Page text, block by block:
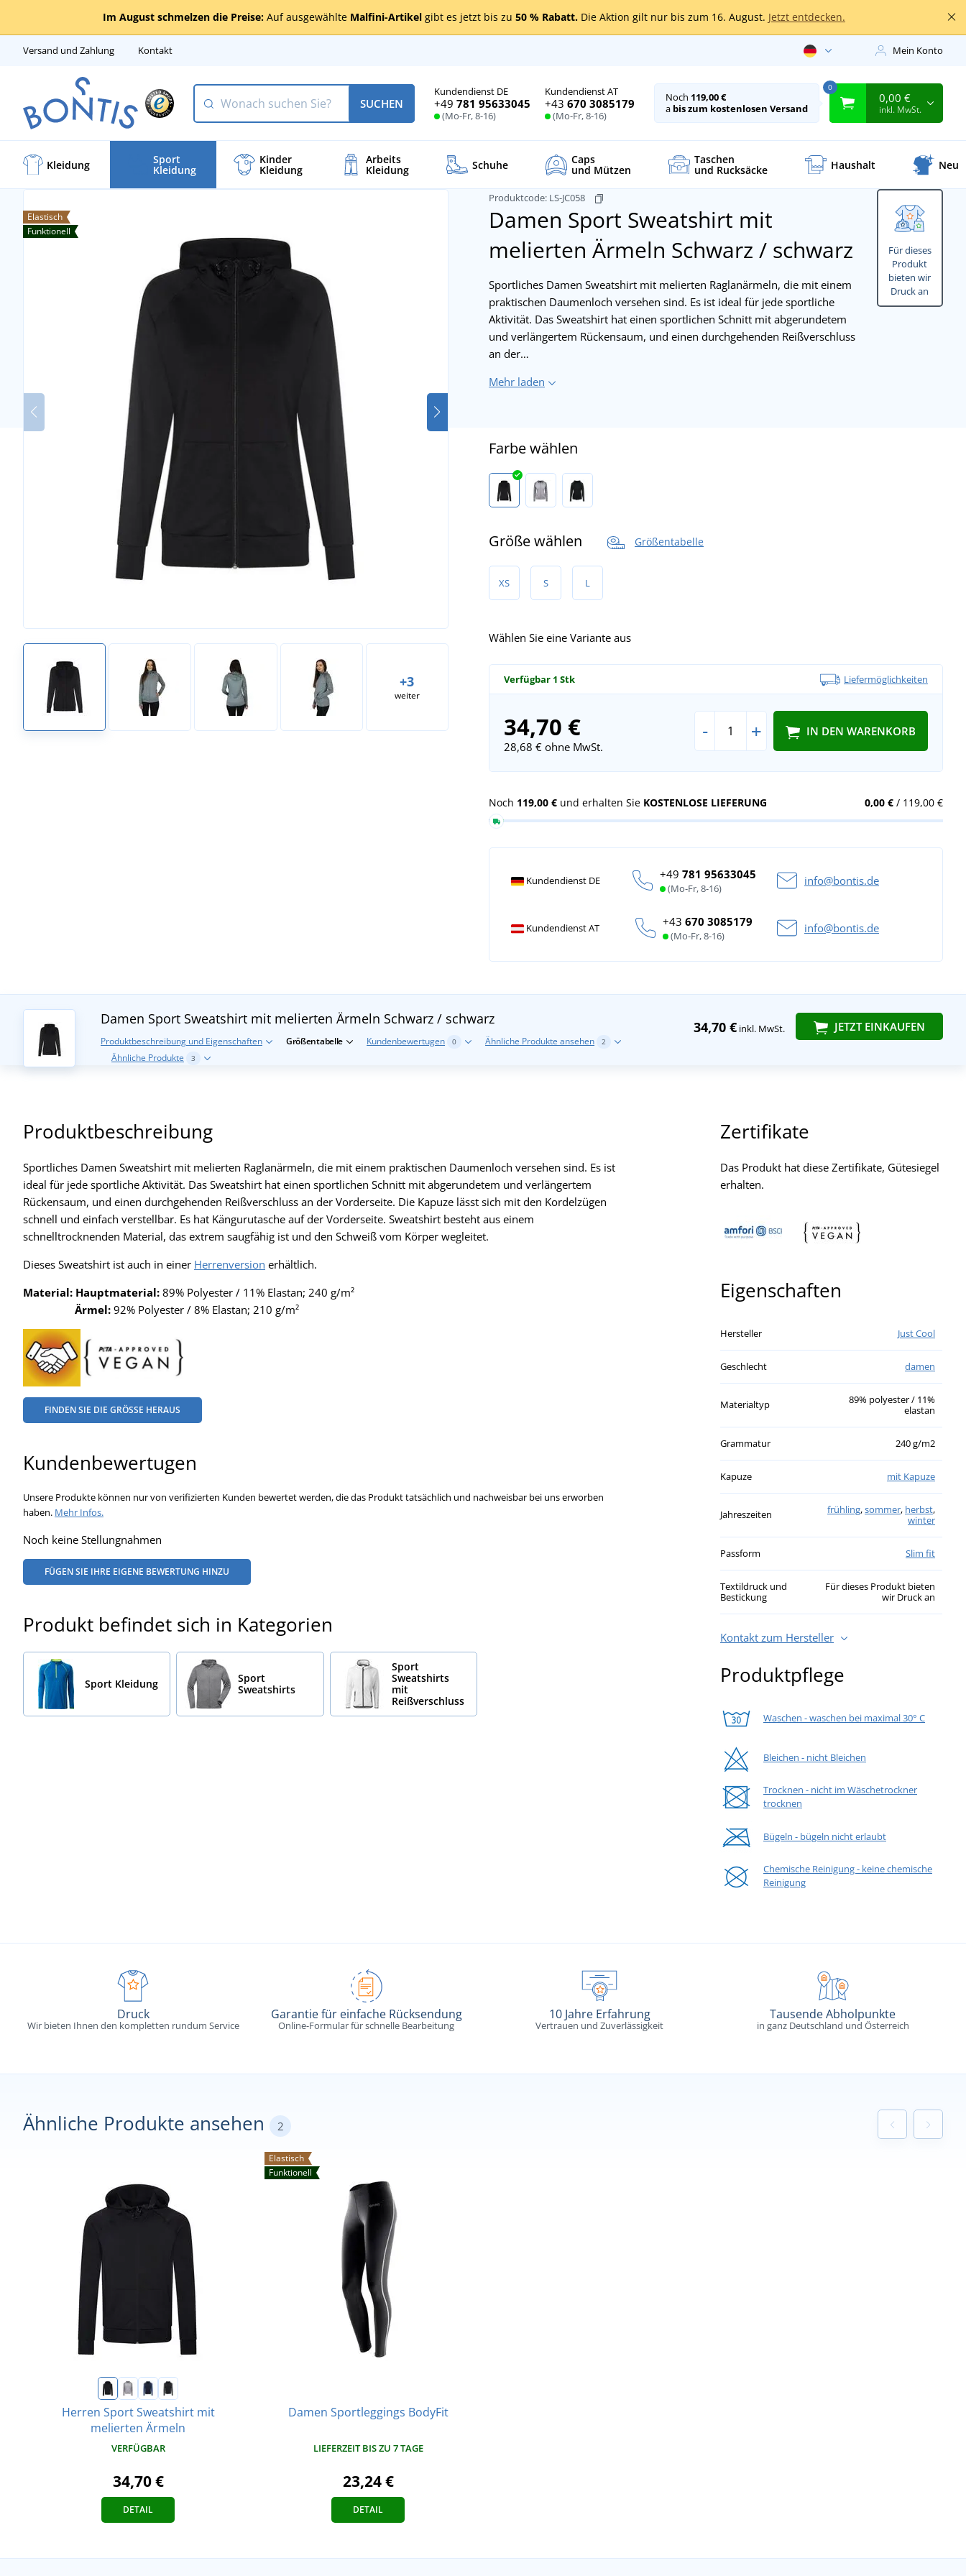
Im August schmelzen die Preise: Auf ausgewählte Malfini-Artikel gibt es jetzt bis zu 50 % Rabatt. Die Aktion gilt nur bis zum 16. August. Jetzt entdecken.
Versand und Zahlung Kontakt Mein Konto
Kundendienst DE
+49 781 95633045
(Mo-Fr, 8-16)
Kundendienst AT
+43 670 3085179
(Mo-Fr, 8-16)
SUCHEN Noch 119,00 €
a bis zum kostenlosen Versand
0
0,00 €
inkl. MwSt.
Kleidung Sport
Kleidung
Kinder
Kleidung
Arbeits
Kleidung Schuhe Caps
und Mützen
Taschen
und Rucksäcke Haushalt Neu
Für dieses
Produkt
bieten wir
Druck an
Produktcode: LS-JC058
Damen Sport Sweatshirt mit
melierten Ärmeln Schwarz / schwarz
+3
weiter
Elastisch
Funktionell
Sportliches Damen Sweatshirt mit melierten Raglanärmeln, die mit einem
praktischen Daumenloch versehen sind. Es ist ideal für jede sportliche
Aktivität. Das Sweatshirt hat einen sportlichen Schnitt mit abgerundetem
und verlängertem Rückensaum, und einen durchgehenden Reißverschluss
an der…
Mehr laden
Farbe wählen
Größe wählen Größentabelle
XS S L
Wählen Sie eine Variante aus
Verfügbar 1 Stk Liefermöglichkeiten
34,70 €
28,68 €ohne MwSt.
- + IN DEN WARENKORB
0,00 €/ 119,00 €
Noch 119,00 € und erhalten Sie KOSTENLOSE LIEFERUNG
Kundendienst DE +49 781 95633045
(Mo-Fr, 8-16)
info@bontis.de
Kundendienst AT +43670 3085179
(Mo-Fr, 8-16)
info@bontis.de
34,70 € inkl. MwSt. JETZT EINKAUFEN
Damen Sport Sweatshirt mit melierten Ärmeln Schwarz / schwarz
Produktbeschreibung und Eigenschaften Größentabelle Kundenbewertugen 0 Ähnliche Produkte ansehen 2
Ähnliche Produkte 3
Produktbeschreibung
Sportliches Damen Sweatshirt mit melierten Raglanärmeln, die mit einem praktischen Daumenloch versehen sind. Es ist
ideal für jede sportliche Aktivität. Das Sweatshirt hat einen sportlichen Schnitt mit abgerundetem und verlängertem
Rückensaum, und einen durchgehenden Reißverschluss an der Vorderseite. Die Kapuze lässt sich mit den Kordelzügen
schnell und einfach verstellbar. Es hat Kängurutasche auf der Vorderseite. Sweatshirt besteht aus einem
schnelltrocknenden Material, das extrem saugfähig ist und den Schweiß vom Körper wegleitet.
Dieses Sweatshirt ist auch in einer Herrenversion erhältlich.
Material: Hauptmaterial: 89% Polyester / 11% Elastan; 240 g/m²
Ärmel: 92% Polyester / 8% Elastan; 210 g/m²
FINDEN SIE DIE GRÖSSE HERAUS
Kundenbewertugen
Unsere Produkte können nur von verifizierten Kunden bewertet werden, die das Produkt tatsächlich und nachweisbar bei uns erworben
haben. Mehr Infos.
Noch keine Stellungnahmen
FÜGEN SIE IHRE EIGENE BEWERTUNG HINZU
Produkt befindet sich in Kategorien
Sport Kleidung
Sport
Sweatshirts
Sport
Sweatshirts
mit
Reißverschluss
Zertifikate
Das Produkt hat diese Zertifikate, Gütesiegel
erhalten.
Eigenschaften
Hersteller Just Cool
Geschlecht damen
Materialtyp
89% polyester / 11%
elastan
Grammatur 240 g/m2
Kapuze mit Kapuze
Jahreszeiten frühling,sommer, herbst,
winter
Passform Slim fit
Textildruck und
Bestickung
Für dieses Produkt bieten
wir Druck an
Kontakt zum Hersteller
Produktpflege
Waschen - waschen bei maximal 30° C
Bleichen - nicht Bleichen
Trocknen - nicht im Wäschetrockner
trocknen
Bügeln - bügeln nicht erlaubt
Chemische Reinigung - keine chemische
Reinigung
Druck
Wir bieten Ihnen den kompletten rundum Service
Garantie für einfache Rücksendung
Online-Formular für schnelle Bearbeitung
10 Jahre Erfahrung
Vertrauen und Zuverlässigkeit
Tausende Abholpunkte
in ganz Deutschland und Österreich
Ähnliche Produkte ansehen 2
Herren Sport Sweatshirt mit
melierten Ärmeln
VERFÜGBAR
34,70 €
DETAIL
Elastisch
Funktionell
Damen Sportleggings BodyFit
LIEFERZEIT BIS ZU 7 TAGE
23,24 €
DETAIL